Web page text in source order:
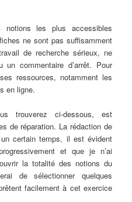
notions les plus accessibles
ne sont pas suffisamment
de recherche sérieux, ne
un commentaire d’arrêt. Pour
ressources, notamment les
en ligne.
trouverez ci-dessous, est
de réparation. La rédaction de
certain temps, il est évident
et que je n’ai
la totalité des notions du
de sélectionner quelques
facilement à cet exercice